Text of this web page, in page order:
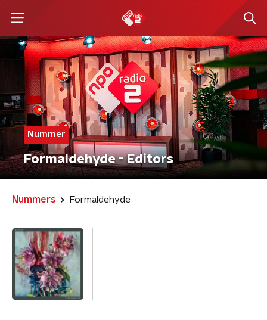
Nummer
Formaldehyde - Editors
Nummers Formaldehyde